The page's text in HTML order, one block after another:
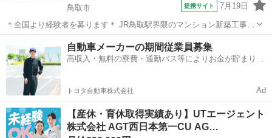
鳥取市
提携サイト 7月19日
＊全国より経験者を募ります＊ JR鳥取駅界隈のマンション新築工事を
担当いただきます。 ついては現場経験のある技術者を募集。 培ってき
たスキル・キャリアを活かせるチャンスですよ。 ［担当業務］建築施
工管理 ・品質管...
大工
自動車メーカーの期間従業員募集
高収入・無料の寮費・通勤バス等によりお金が貯まりや
トヨタ自動車株式会社 Ad
【産休・育休取得実績あり】UTエージェント
株式会社 AGT西日本第一CU AG…